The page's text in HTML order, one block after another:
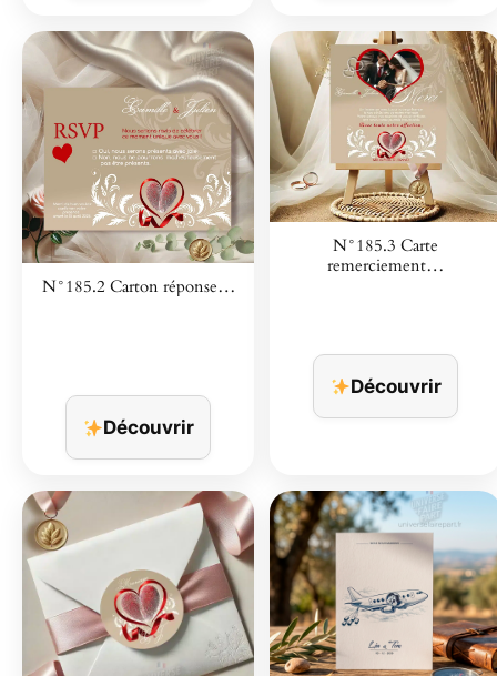
N°185.2 Carton réponse…
Découvrir
N°185.3 Carte
remerciement…
Découvrir